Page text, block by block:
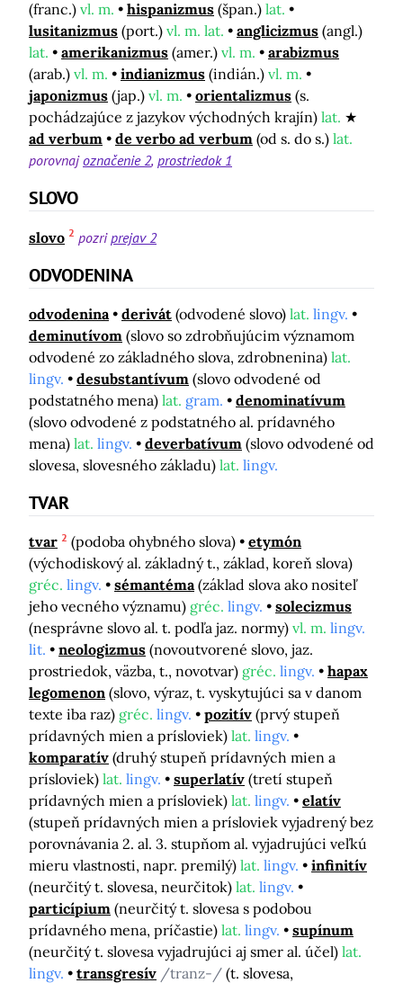
(franc.) vl. m. hispanizmus (špan.) lat.
lusitanizmus (port.) vl. m. lat. anglicizmus (angl.)
lat.
amerikanizmus (amer.) vl. m.
arabizmus
(arab.) vl. m. indianizmus (indián.) vl. m.
japonizmus (jap.) vl. m. orientalizmus (s.
pochádzajúce z jazykov východných krajín) lat.
ad verbum
de verbo ad verbum (od s. do s.) lat.
porovnajoznačenie 2 prostriedok 1
SLOVO
slovo 2 pozriprejav 2
ODVODENINA
odvodenina derivát (odvodené slovo) lat. lingv.
deminutívom (slovo so zdrobňujúcim významom
odvodené zo základného slova, zdrobnenina) lat.
lingv.
desubstantívum (slovo odvodené od
podstatného mena) lat. gram.
denominatívum
(slovo odvodené z podstatného al. prídavného
mena) lat. lingv. deverbatívum (slovo odvodené od
slovesa, slovesného základu) lat. lingv.
TVAR
tvar 2 (podoba ohybného slova)
etymón
(východiskový al. základný t., základ, koreň slova)
gréc. lingv. sémantéma (základ slova ako nositeľ
jeho vecného významu) gréc. lingv.
solecizmus
(nesprávne slovo al. t. podľa jaz. normy) vl. m. lingv.
lit.
neologizmus (novoutvorené slovo, jaz.
prostriedok, väzba, t., novotvar) gréc. lingv.
hapax
legomenon (slovo, výraz, t. vyskytujúci sa v danom
texte iba raz) gréc. lingv. pozitív (prvý stupeň
prídavných mien a prísloviek) lat. lingv.
komparatív (druhý stupeň prídavných mien a
prísloviek) lat. lingv. superlatív (tretí stupeň
prídavných mien a prísloviek) lat. lingv.
elatív
(stupeň prídavných mien a prísloviek vyjadrený bez
porovnávania 2. al. 3. stupňom al. vyjadrujúci veľkú
mieru vlastnosti, napr. premilý) lat. lingv.
infinitív
(neurčitý t. slovesa, neurčitok) lat. lingv.
particípium (neurčitý t. slovesa s podobou
prídavného mena, príčastie) lat. lingv.
supínum
(neurčitý t. slovesa vyjadrujúci aj smer al. účel) lat.
lingv.
transgresív /tranz-/ (t. slovesa,